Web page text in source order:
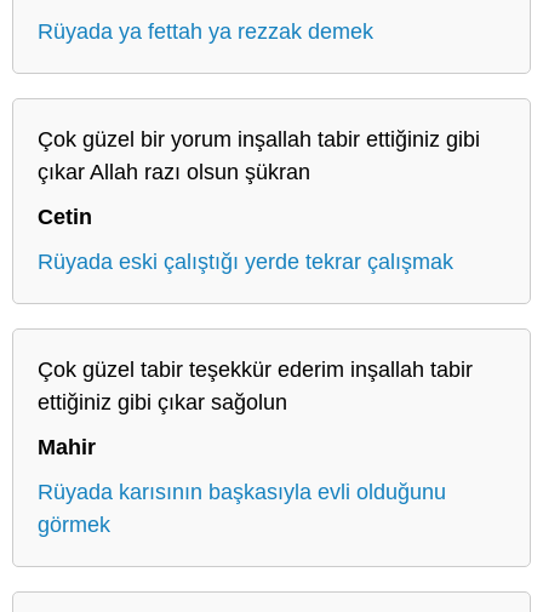
Rüyada ya fettah ya rezzak demek
Çok güzel bir yorum inşallah tabir ettiğiniz gibi
çıkar Allah razı olsun şükran
Cetin
Rüyada eski çalıştığı yerde tekrar çalışmak
Çok güzel tabir teşekkür ederim inşallah tabir
ettiğiniz gibi çıkar sağolun
Mahir
Rüyada karısının başkasıyla evli olduğunu
görmek